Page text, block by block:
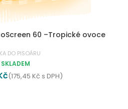
60 –Tropické ovoce
DO PISOÁRU
SKLADEM
(175,45 Kč s DPH)